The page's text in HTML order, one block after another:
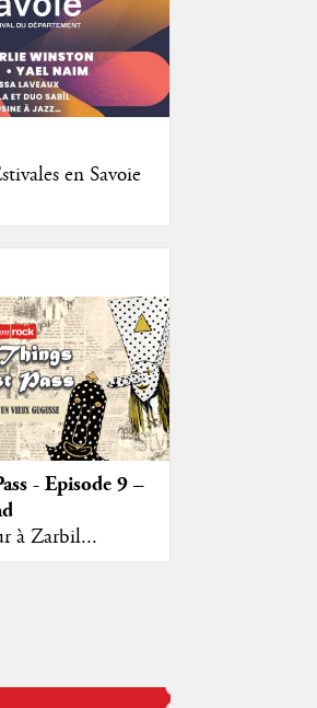
en Savoie
- Episode 9 –
à Zarbil...